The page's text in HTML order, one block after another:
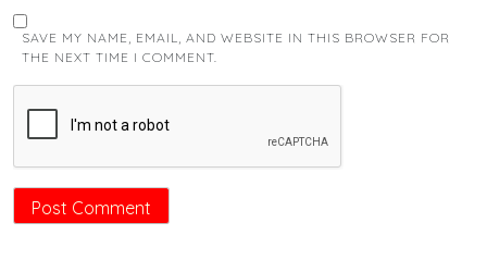
SAVE MY NAME, EMAIL, AND WEBSITE IN THIS BROWSER FOR
THE NEXT TIME I COMMENT.